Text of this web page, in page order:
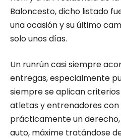
Baloncesto, dicho listado
una ocasión y su último
solo unos días.
Un runrún casi siempre
entregas, especialmente
siempre se aplican
atletas y entrenadores
prácticamente un
auto, máxime tratándose